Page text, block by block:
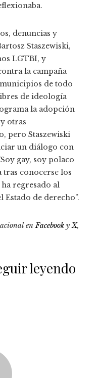
denuncias y
Staszewiski,
LGTBI, y
la campaña
de todo
de ideología
la adopción
otras
pero Staszewiski
un diálogo con
gay, soy polaco
tras conocerse los
regresado al
de derecho”.
en Facebook y X,
leyendo